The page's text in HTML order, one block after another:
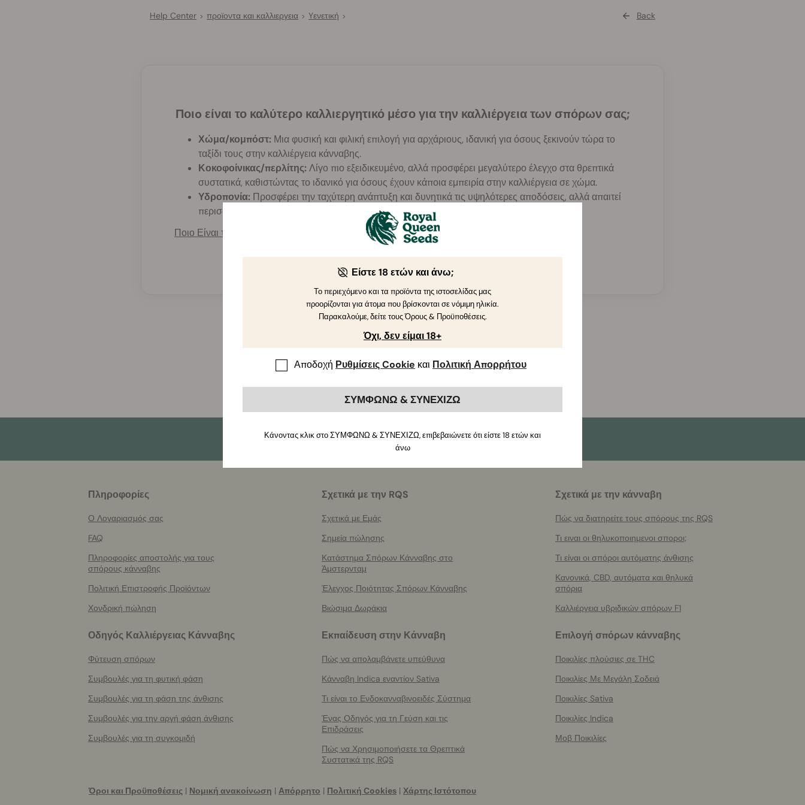
Help Center > προϊοντα και καλλιεργεια > Yενετική > Back
Ποιo είναι το καλύτερο καλλιεργητικό μέσο για την καλλιέργεια των σπόρων σας;
Χώμα/κομπόστ: Μια φυσική και φιλική επιλογή για αρχάριους, ιδανική για όσους ξεκινούν τώρα το
ταξίδι τους στην καλλιέργεια κάνναβης.
Κοκοφοίνικας/περλίτης: Λίγο πιο εξειδικευμένο, αλλά προσφέρει μεγαλύτερο έλεγχο στα θρεπτικά
συστατικά, καθιστώντας το ιδανικό για όσους έχουν κάποια εμπειρία στην καλλιέργεια σε χώμα.
Υδροπονία: Προσφέρει την ταχύτερη ανάπτυξη και δυνητικά τις υψηλότερες αποδόσεις, αλλά απαιτεί
περισσότερο εξοπλισμό και τεχνογνωσία.
Ποιο Είναι το Καλύτερο Καλλιεργητικό Μέσο για την Κάνναβη;
Εάν έχετε περισσότερες ερωτήσεις, επικοινωνήστε μαζί μας
Πληροφορίες
Ο Λογαριασμός σας
FAQ
Πληροφορίες αποστολής για τους
σπόρους κάνναβης
Πολιτική Επιστροφής Προϊόντων
Χονδρική πώληση
Σχετικά με την RQS
Σχετικά με Εμάς
Σημεία πώλησης
Κατάστημα Σπόρων Κάνναβης στο
Άμστερνταμ
Έλεγχος Ποιότητας Σπόρων Κάνναβης
Βιώσιμα Δωράκια
Σχετικά με την κάνναβη
Πώς να διατηρείτε τους σπόρους της RQS
Τι ειναι οι θηλυκοποιημενοι σποροι;
Τι είναι οι σπόροι αυτόματης άνθισης
Κανονικά, CBD, αυτόματα και θηλυκά
σπόρια
Καλλιέργεια υβριδικών σπόρων F1
Οδηγός Καλλιέργειας Κάνναβης
Φύτευση σπόρων
Συμβουλές για τη φυτική φάση
Συμβουλές για τη φάση της άνθισης
Συμβουλές για την αργή φάση άνθισης
Συμβουλές για τη συγκομιδή
Εκπαίδευση στην Κάνναβη
Πώς να απολαμβάνετε υπεύθυνα
Κάνναβη Indica εναντίον Sativa
Τι είναι το Ενδοκανναβινοειδές Σύστημα
Ένας Οδηγός για τη Γεύση και τις
Επιδράσεις
Πώς να Χρησιμοποιήσετε τα Θρεπτικά
Συστατικά της RQS
Επιλογή σπόρων κάνναβης
Ποικιλίες πλούσιες σε THC
Ποικιλίες Με Μεγάλη Σοδειά
Ποικιλίες Sativa
Ποικιλίες Indica
Μοβ Ποικιλίες
Όροι και Προϋποθέσεις | Νομική ανακοίνωση | Απόρρητο | Πολιτική Cookies | Χάρτης Ιστότοπου
Είστε 18 ετών και άνω;
Το περιεχόμενο και τα προϊόντα της ιστοσελίδας μας
προορίζονται για άτομα που βρίσκονται σε νόμιμη ηλικία.
Παρακαλούμε, δείτε τους Όρους & Προϋποθέσεις.
Όχι, δεν είμαι 18+
Αποδοχή Ρυθμίσεις Cookie και Πολιτική Απορρήτου
ΣΥΜΦΩΝΩ & ΣΥΝΕΧΙΖΩ
Κάνοντας κλικ στο ΣΥΜΦΩΝΩ & ΣΥΝΕΧΙΖΩ, επιβεβαιώνετε ότι είστε 18 ετών και
άνω